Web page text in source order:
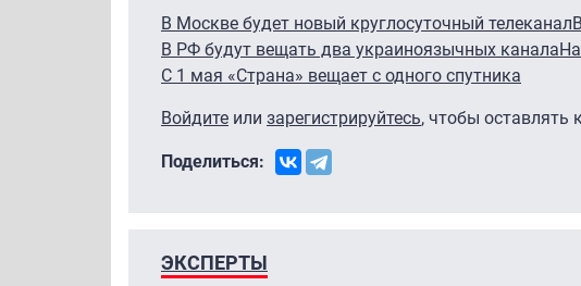
В Москве будет новый круглосуточный телеканал
В РФ будут вещать два украиноязычных канала
С 1 мая «Страна» вещает с одного спутника
Войдите или зарегистрируйтесь, чтобы оставлять
Поделиться:
ЭКСПЕРТЫ